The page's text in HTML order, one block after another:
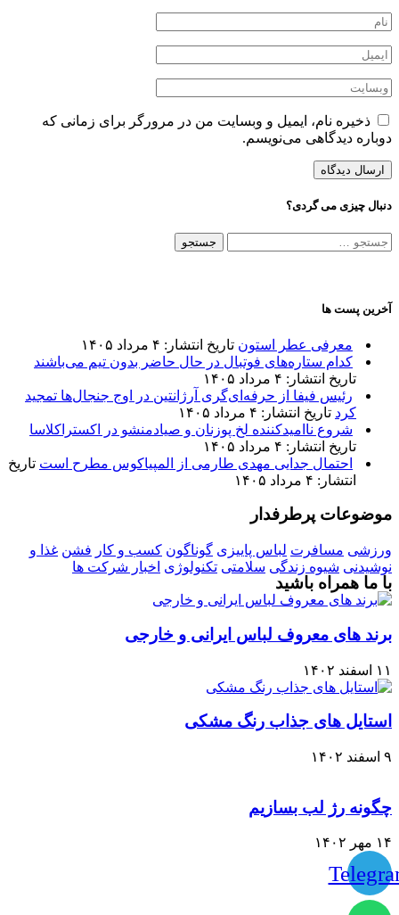
ذخیره نام، ایمیل و وبسایت من در مرورگر برای زمانی که
دوباره دیدگاهی می‌نویسم.
دنبال چیزی می گردی؟
جستجو
آخرین پست ها
معرفی عطر استون تاریخ انتشار: ۴ مرداد ۱۴۰۵
کدام ستاره‌های فوتبال در حال حاضر بدون تیم می‌باشند
تاریخ انتشار: ۴ مرداد ۱۴۰۵
رئیس فیفا از حرفه‌ای‌گری آرژانتین در اوج جنجال‌ها تمجید
کرد تاریخ انتشار: ۴ مرداد ۱۴۰۵
شروع ناامیدکننده لخ پوزنان و صیادمنشو در اکستراکلاسا
تاریخ انتشار: ۴ مرداد ۱۴۰۵
احتمال جدایی مهدی طارمی از المپیاکوس مطرح است تاریخ
انتشار: ۴ مرداد ۱۴۰۵
موضوعات پرطرفدار
ورزشی مسافرت لباس پاییزی گوناگون کسب و کار فشن غذا و
نوشیدنی شیوه زندگی سلامتی تکنولوژی اخبار شرکت ها
با ما همراه باشید
برند های معروف لباس ایرانی و خارجی
۱۱ اسفند ۱۴۰۲
استایل های جذاب رنگ مشکی
۹ اسفند ۱۴۰۲
چگونه رژ لب بسازیم
۱۴ مهر ۱۴۰۲